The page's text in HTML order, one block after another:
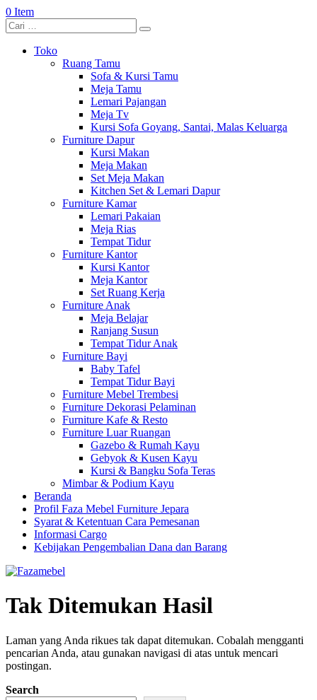
0 Item
Toko
Ruang Tamu
Sofa & Kursi Tamu
Meja Tamu
Lemari Pajangan
Meja Tv
Kursi Sofa Goyang, Santai, Malas Keluarga
Furniture Dapur
Kursi Makan
Meja Makan
Set Meja Makan
Kitchen Set & Lemari Dapur
Furniture Kamar
Lemari Pakaian
Meja Rias
Tempat Tidur
Furniture Kantor
Kursi Kantor
Meja Kantor
Set Ruang Kerja
Furniture Anak
Meja Belajar
Ranjang Susun
Tempat Tidur Anak
Furniture Bayi
Baby Tafel
Tempat Tidur Bayi
Furniture Mebel Trembesi
Furniture Dekorasi Pelaminan
Furniture Kafe & Resto
Furniture Luar Ruangan
Gazebo & Rumah Kayu
Gebyok & Kusen Kayu
Kursi & Bangku Sofa Teras
Mimbar & Podium Kayu
Beranda
Profil Faza Mebel Furniture Jepara
Syarat & Ketentuan Cara Pemesanan
Informasi Cargo
Kebijakan Pengembalian Dana dan Barang
Tak Ditemukan Hasil
Laman yang Anda rikues tak dapat ditemukan. Cobalah mengganti
pencarian Anda, atau gunakan navigasi di atas untuk mencari
postingan.
Search